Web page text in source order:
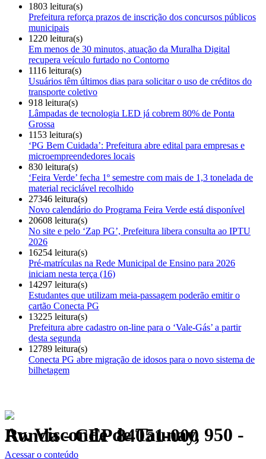
1803 leitura(s)
Prefeitura reforça prazos de inscrição dos concursos públicos
municipais
1220 leitura(s)
Em menos de 30 minutos, atuação da Muralha Digital
recupera veículo furtado no Contorno
1116 leitura(s)
Usuários têm últimos dias para solicitar o uso de créditos do
transporte coletivo
918 leitura(s)
Lâmpadas de tecnologia LED já cobrem 80% de Ponta
Grossa
1153 leitura(s)
‘PG Bem Cuidada’: Prefeitura abre edital para empresas e
microempreendedores locais
830 leitura(s)
‘Feira Verde’ fecha 1º semestre com mais de 1,3 tonelada de
material reciclável recolhido
27346 leitura(s)
Novo calendário do Programa Feira Verde está disponível
20608 leitura(s)
No site e pelo ‘Zap PG’, Prefeitura libera consulta ao IPTU
2026
16254 leitura(s)
Pré-matrículas na Rede Municipal de Ensino para 2026
iniciam nesta terça (16)
14297 leitura(s)
Estudantes que utilizam meia-passagem poderão emitir o
cartão Conecta PG
13225 leitura(s)
Prefeitura abre cadastro on-line para o ‘Vale-Gás’ a partir
desta segunda
12789 leitura(s)
Conecta PG abre migração de idosos para o novo sistema de
bilhetagem
Av. Visconde de Taunay, 950 - Ronda - CEP 84051-000
Política de Privacidade.
Acessar o conteúdo